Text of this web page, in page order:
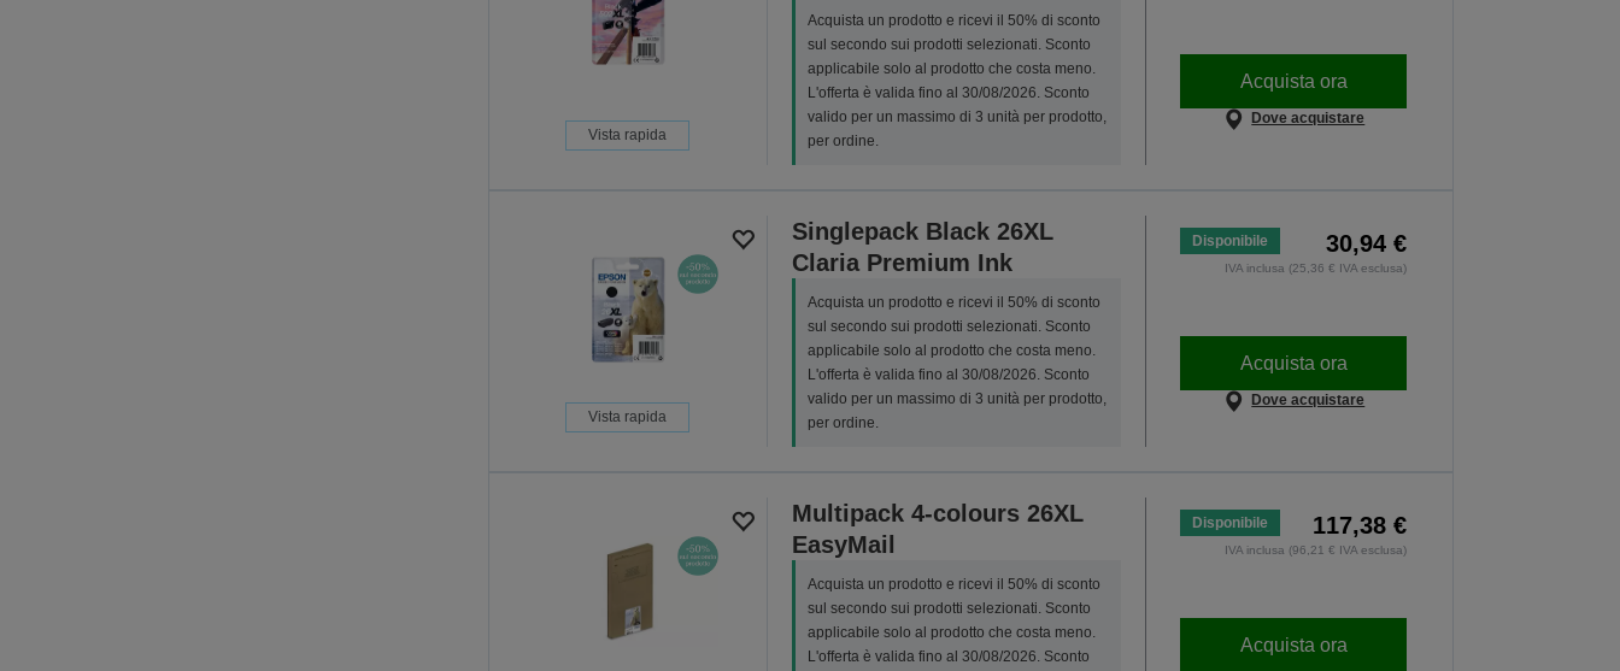
Vista rapida
Acquista un prodotto e ricevi il 50% di sconto
sul secondo sui prodotti selezionati. Sconto
applicabile solo al prodotto che costa meno.
L'offerta è valida fino al 30/08/2026. Sconto
valido per un massimo di 3 unità per prodotto,
per ordine.
Acquista ora
Dove acquistare
Vista rapida
Singlepack Black 26XL
Claria Premium Ink
Acquista un prodotto e ricevi il 50% di sconto
sul secondo sui prodotti selezionati. Sconto
applicabile solo al prodotto che costa meno.
L'offerta è valida fino al 30/08/2026. Sconto
valido per un massimo di 3 unità per prodotto,
per ordine.
Disponibile 30,94 €
IVA inclusa (25,36 € IVA esclusa)
Acquista ora
Dove acquistare
Multipack 4-colours 26XL
EasyMail
Acquista un prodotto e ricevi il 50% di sconto
sul secondo sui prodotti selezionati. Sconto
applicabile solo al prodotto che costa meno.
L'offerta è valida fino al 30/08/2026. Sconto
Disponibile 117,38 €
IVA inclusa (96,21 € IVA esclusa)
Acquista ora